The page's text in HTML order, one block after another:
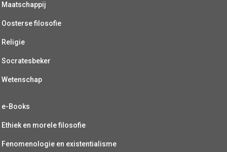
Maatschappij
Oosterse filosofie
Religie
Socratesbeker
Wetenschap
e-Books
Ethiek en morele filosofie
Fenomenologie en existentialisme